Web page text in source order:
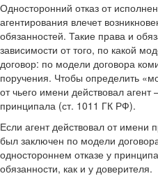
Односторонний отказ от
агентирования влечет
обязанностей. Такие права и
зависимости от того, по какой
договор: по модели договора
поручения. Чтобы определить
от чьего имени действовал агент
принципала (ст. 1011 ГК РФ).
Если агент действовал от имени
был заключен по модели
одностороннем отказе у
обязанности, как и у доверителя.